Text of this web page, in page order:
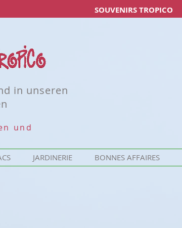
SOUVENIRS TROPICO
in unseren
und
JARDINERIE BONNES AFFAIRES